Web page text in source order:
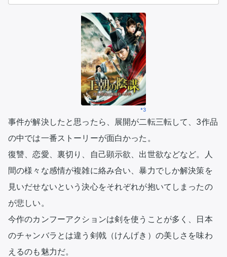
*3
事件が解決したと思ったら、展開が二転三転して、3作品
の中では一番ストーリーが面白かった。
復讐、恋愛、裏切り、自己顕示欲、出世欲などなど。人
間の様々な感情が複雑に絡み合い、暴力でしか解決策を
見いだせないという決心をそれぞれが抱いてしまったの
が悲しい。
今作のカンフーアクションは剣を使うことが多く、日本
のチャンバラとは違う剣戟（けんげき）の美しさを味わ
えるのも魅力だ。